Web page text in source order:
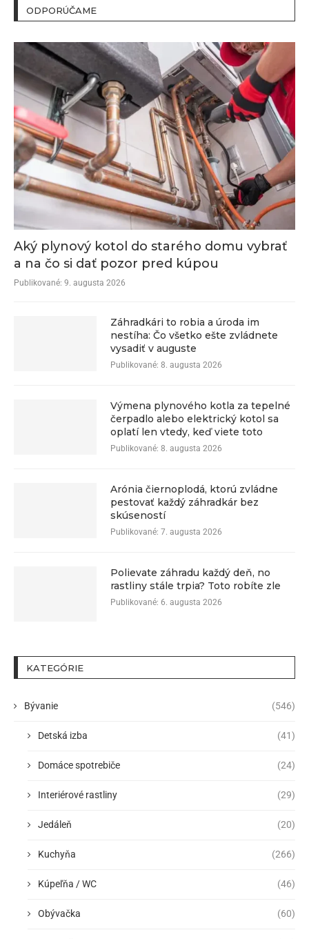
ODPORÚČAME
Aký plynový kotol do starého domu vybrať
a na čo si dať pozor pred kúpou
Publikované: 9. augusta 2026
Záhradkári to robia a úroda im
nestíha: Čo všetko ešte zvládnete
vysadiť v auguste
Publikované: 8. augusta 2026
Výmena plynového kotla za tepelné
čerpadlo alebo elektrický kotol sa
oplatí len vtedy, keď viete toto
Publikované: 8. augusta 2026
Arónia čiernoplodá, ktorú zvládne
pestovať každý záhradkár bez
skúseností
Publikované: 7. augusta 2026
Polievate záhradu každý deň, no
rastliny stále trpia? Toto robíte zle
Publikované: 6. augusta 2026
KATEGÓRIE
Bývanie (546)
Detská izba (41)
Domáce spotrebiče (24)
Interiérové rastliny (29)
Jedáleň (20)
Kuchyňa (266)
Kúpeľňa / WC (46)
Obývačka (60)